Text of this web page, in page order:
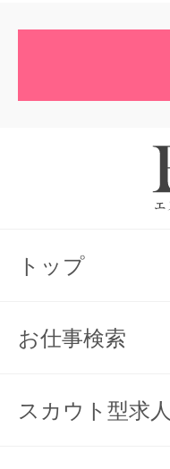
トップ
お仕事検索
スカウト型求